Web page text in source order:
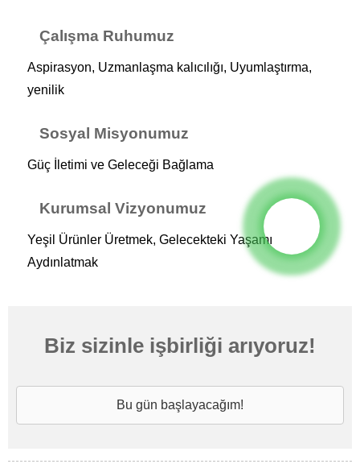
Çalışma Ruhumuz
Aspirasyon, Uzmanlaşma kalıcılığı, Uyumlaştırma,
yenilik
Sosyal Misyonumuz
Güç İletimi ve Geleceği Bağlama
Kurumsal Vizyonumuz
Yeşil Ürünler Üretmek, Gelecekteki Yaşamı
Aydınlatmak
Biz sizinle işbirliği arıyoruz!
Bu gün başlayacağım!